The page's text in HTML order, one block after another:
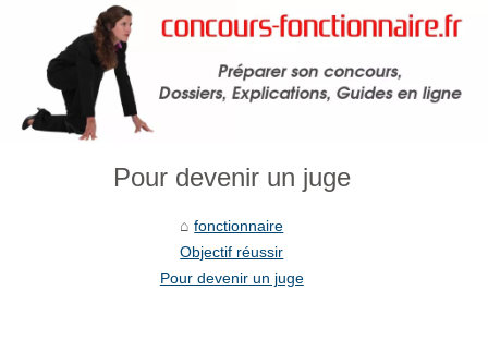
Pour devenir un juge
fonctionnaire
Objectif réussir
Pour devenir un juge